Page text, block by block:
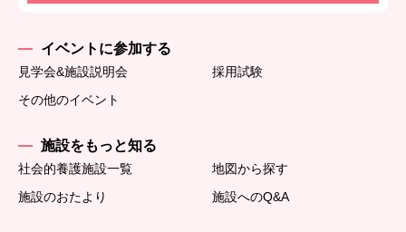
イベントに参加する
見学会&施設説明会
採用試験
その他のイベント
施設をもっと知る
社会的養護施設一覧
地図から探す
施設のおたより
施設へのQ&A